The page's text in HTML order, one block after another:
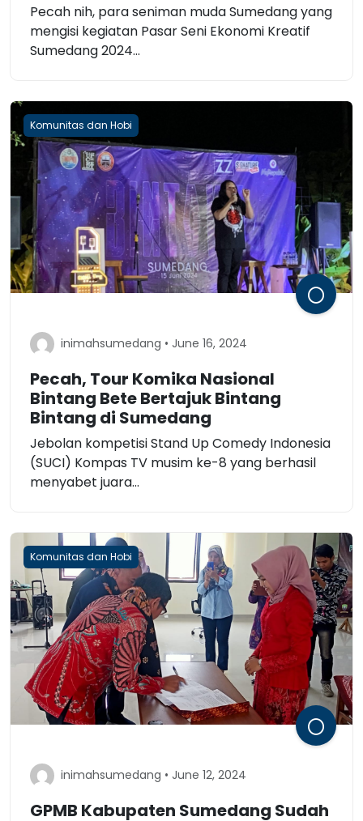
Pecah nih, para seniman muda Sumedang yang
mengisi kegiatan Pasar Seni Ekonomi Kreatif
Sumedang 2024...
Komunitas dan Hobi
inimahsumedang • June 16, 2024
Pecah, Tour Komika Nasional
Bintang Bete Bertajuk Bintang
Bintang di Sumedang
Jebolan kompetisi Stand Up Comedy Indonesia
(SUCI) Kompas TV musim ke-8 yang berhasil
menyabet juara...
Komunitas dan Hobi
inimahsumedang • June 12, 2024
GPMB Kabupaten Sumedang Sudah